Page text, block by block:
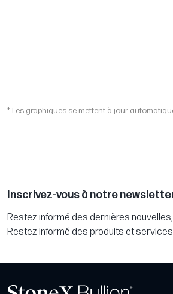
* Les graphiques se mettent à jour
Inscrivez-vous à notre
Restez informé des dernières
Restez informé des produits et